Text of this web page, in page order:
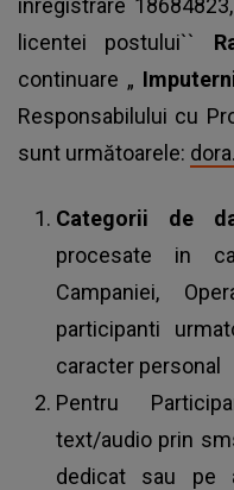
licentei postului``
continuare „
Responsabilului cu
sunt următoarele:
Categorii de
procesate in
Campaniei,
participanti
caracter personal
Pentru
text/audio prin
dedicat sau pe